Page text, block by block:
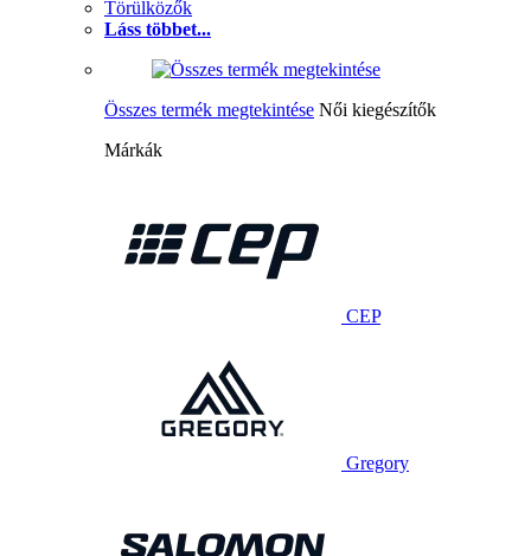
Törülközők
Láss többet...
Összes termék megtekintése Női kiegészítők
Márkák
CEP
Gregory